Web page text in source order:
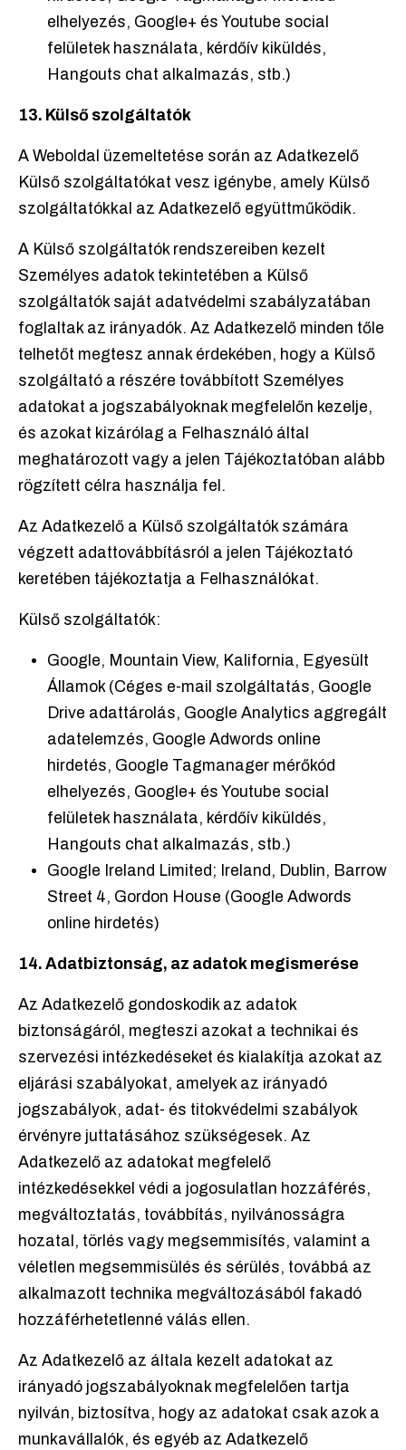
elhelyezés, Google+ és Youtube social
felületek használata, kérdőív kiküldés,
Hangouts chat alkalmazás, stb.)
13. Külső szolgáltatók
A Weboldal üzemeltetése során az Adatkezelő
Külső szolgáltatókat vesz igénybe, amely Külső
szolgáltatókkal az Adatkezelő együttműködik.
A Külső szolgáltatók rendszereiben kezelt
Személyes adatok tekintetében a Külső
szolgáltatók saját adatvédelmi szabályzatában
foglaltak az irányadók. Az Adatkezelő minden tőle
telhetőt megtesz annak érdekében, hogy a Külső
szolgáltató a részére továbbított Személyes
adatokat a jogszabályoknak megfelelőn kezelje,
és azokat kizárólag a Felhasználó által
meghatározott vagy a jelen Tájékoztatóban alább
rögzített célra használja fel.
Az Adatkezelő a Külső szolgáltatók számára
végzett adattovábbításról a jelen Tájékoztató
keretében tájékoztatja a Felhasználókat.
Külső szolgáltatók:
Google, Mountain View, Kalifornia, Egyesült
Államok (Céges e-mail szolgáltatás, Google
Drive adattárolás, Google Analytics aggregált
adatelemzés, Google Adwords online
hirdetés, Google Tagmanager mérőkód
elhelyezés, Google+ és Youtube social
felületek használata, kérdőív kiküldés,
Hangouts chat alkalmazás, stb.)
Google Ireland Limited; Ireland, Dublin, Barrow
Street 4, Gordon House (Google Adwords
online hirdetés)
14. Adatbiztonság, az adatok megismerése
Az Adatkezelő gondoskodik az adatok
biztonságáról, megteszi azokat a technikai és
szervezési intézkedéseket és kialakítja azokat az
eljárási szabályokat, amelyek az irányadó
jogszabályok, adat- és titokvédelmi szabályok
érvényre juttatásához szükségesek. Az
Adatkezelő az adatokat megfelelő
intézkedésekkel védi a jogosulatlan hozzáférés,
megváltoztatás, továbbítás, nyilvánosságra
hozatal, törlés vagy megsemmisítés, valamint a
véletlen megsemmisülés és sérülés, továbbá az
alkalmazott technika megváltozásából fakadó
hozzáférhetetlenné válás ellen.
Az Adatkezelő az általa kezelt adatokat az
irányadó jogszabályoknak megfelelően tartja
nyilván, biztosítva, hogy az adatokat csak azok a
munkavállalók, és egyéb az Adatkezelő